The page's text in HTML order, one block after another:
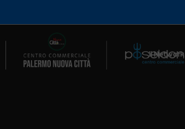
Il Network